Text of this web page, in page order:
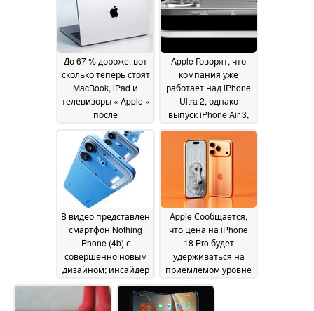
винтовым
креплением
2026
До 67 % дороже: вот
сколько теперь стоят
MacBook, iPad и
телевизоры « Apple »
после
повышения цен
компанией « Apple »
26 June 2026
Apple Говорят, что
компания уже
работает над iPhone
Ultra 2, однако
выпуск iPhone Air 3,
отменен25 June 2026
В видео представлен
смартфон Nothing
Phone (4b) с
совершенно новым
дизайном; инсайдер
технические
Apple Сообщается,
что цена на iPhone
18 Pro будет
удерживаться на
приемлемом уровне
мерам по